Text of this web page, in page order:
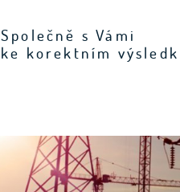
Společně s Vámi
ke korektním